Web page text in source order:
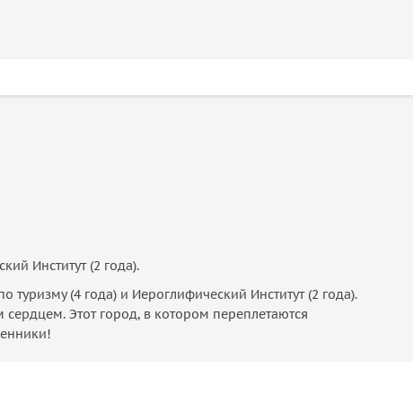
Институт (2 года).
(4 года) и Иероглифический Институт (2 года).
Этот город, в котором переплетаются